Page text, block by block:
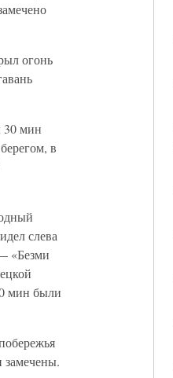
огонь
30 мин
в
слева
«Безми
мин были
замечены.